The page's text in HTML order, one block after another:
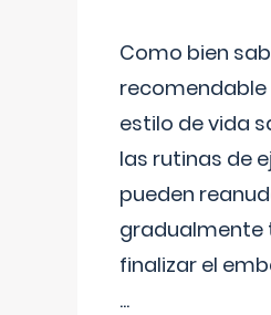
Como bien
recomendable
estilo de vida
las rutinas de
pueden
gradualmente
finalizar el
...